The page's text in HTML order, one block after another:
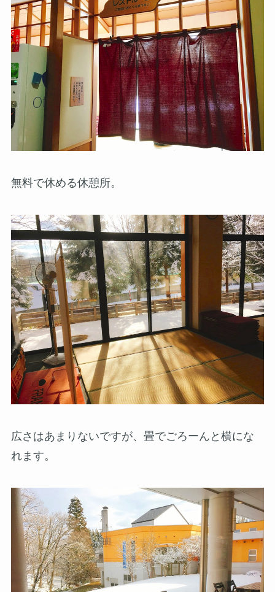
無料で休める休憩所。
広さはあまりないですが、畳でごろーんと横にな
れます。